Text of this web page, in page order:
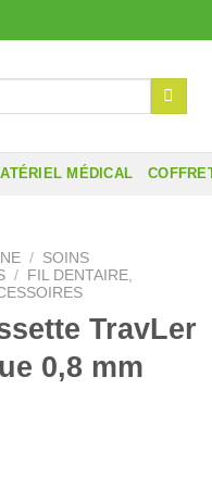
MÉDICAL
/ SOINS
/
FIL DENTAIRE,
TravLer
0,8 mm